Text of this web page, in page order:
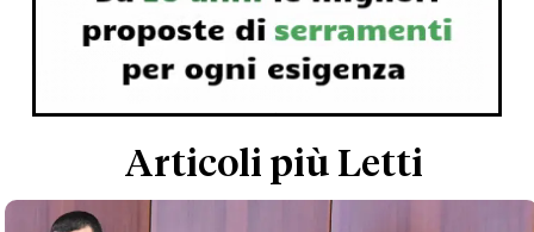
Articoli più Letti